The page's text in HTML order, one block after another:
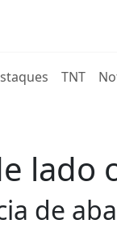
TNT
lado
de